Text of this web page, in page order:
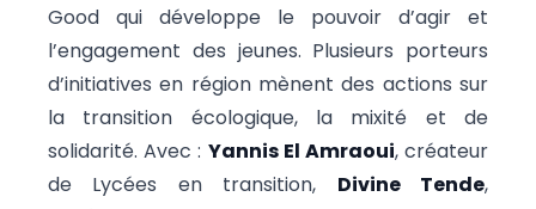
Good qui développe le pouvoir d’agir et
l’engagement des jeunes. Plusieurs porteurs
d’initiatives en région mènent des actions sur
la transition écologique, la mixité et de
solidarité. Avec : Yannis El Amraoui, créateur
de Lycées en transition, Divine Tende,